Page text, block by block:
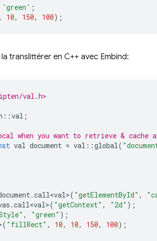
'green' ;
, 10, 150, 100);
translittérer en C++ avec Embind:
val.h>
::val ;
when you want to retrieve & cache
val document = val ::global(
.call<val>( "getElementById" ,
.call<val>( "getContext" , "2d" );
, "green" );
( "fillRect" , 10, 10, 150, 100);